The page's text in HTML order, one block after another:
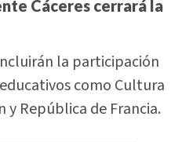
Cáceres cerrará la
la participación
como Cultura
y República de Francia.